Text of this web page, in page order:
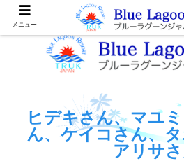
ヒデキさん、マユ
ん、ケイコさん、タ
アリサ
メニュー